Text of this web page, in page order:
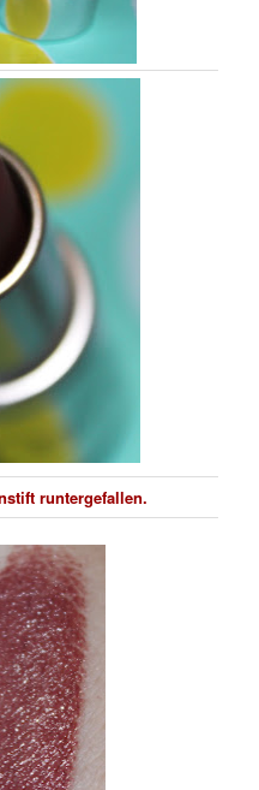
runtergefallen.